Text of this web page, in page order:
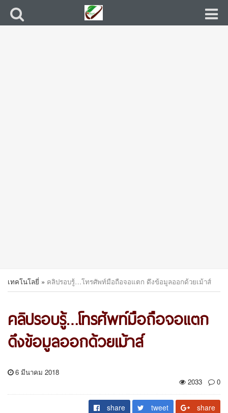
เทคโนโลยี่ » คลิปรอบรู้…โทรศัพท์มือถือจอแตก ดึงข้อมูลออกด้วยเม้าส์
คลิปรอบรู้…โทรศัพท์มือถือจอแตก
ดึงข้อมูลออกด้วยเม้าส์
6 มีนาคม 2018
2033
0
share tweet share